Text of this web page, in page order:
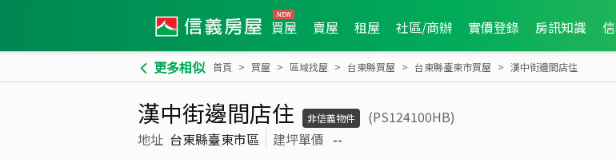
買屋 賣屋 租屋 社區/商辦 實價登錄 房訊知識
更多相似 首頁 買屋 區域找屋 台東縣買屋 台東縣臺東市買屋 漢中街邊間店住
漢中街邊間店住 非信義物件
(PS124100HB)
地址 台東縣臺東市區 建坪單價 --